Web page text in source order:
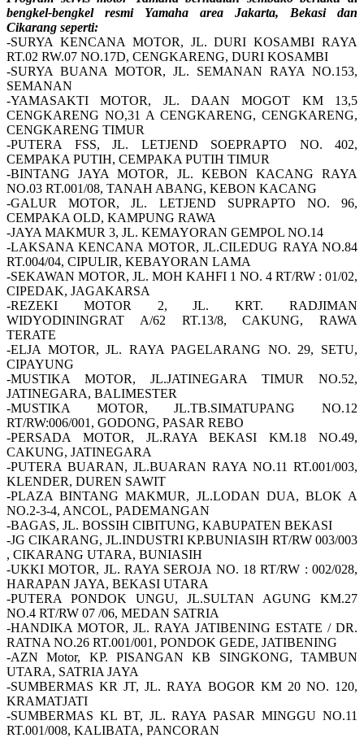
bengkel-bengkel resmi Yamaha area Jakarta, Bekasi dan
Cikarang seperti:
-SURYA KENCANA MOTOR, JL. DURI KOSAMBI RAYA
RT.02 RW.07 NO.17D, CENGKARENG, DURI KOSAMBI
-SURYA BUANA MOTOR, JL. SEMANAN RAYA NO.153,
SEMANAN
-YAMASAKTI MOTOR, JL. DAAN MOGOT KM 13,5
CENGKARENG NO,31 A CENGKARENG, CENGKARENG,
CENGKARENG TIMUR
-PUTERA FSS, JL. LETJEND SOEPRAPTO NO. 402,
CEMPAKA PUTIH, CEMPAKA PUTIH TIMUR
-BINTANG JAYA MOTOR, JL. KEBON KACANG RAYA
NO.03 RT.001/08, TANAH ABANG, KEBON KACANG
-GALUR MOTOR, JL. LETJEND SUPRAPTO NO. 96,
CEMPAKA OLD, KAMPUNG RAWA
-JAYA MAKMUR 3, JL. KEMAYORAN GEMPOL NO.14
-LAKSANA KENCANA MOTOR, JL.CILEDUG RAYA NO.84
RT.004/04, CIPULIR, KEBAYORAN LAMA
-SEKAWAN MOTOR, JL. MOH KAHFI 1 NO. 4 RT/RW : 01/02,
CIPEDAK, JAGAKARSA
-REZEKI MOTOR 2, JL. KRT. RADJIMAN
WIDYODININGRAT A/62 RT.13/8, CAKUNG, RAWA
TERATE
-ELJA MOTOR, JL. RAYA PAGELARANG NO. 29, SETU,
CIPAYUNG
-MUSTIKA MOTOR, JL.JATINEGARA TIMUR NO.52,
JATINEGARA, BALIMESTER
-MUSTIKA MOTOR, JL.TB.SIMATUPANG NO.12
RT/RW:006/001, GODONG, PASAR REBO
-PERSADA MOTOR, JL.RAYA BEKASI KM.18 NO.49,
CAKUNG, JATINEGARA
-PUTERA BUARAN, JL.BUARAN RAYA NO.11 RT.001/003,
KLENDER, DUREN SAWIT
-PLAZA BINTANG MAKMUR, JL.LODAN DUA, BLOK A
NO.2-3-4, ANCOL, PADEMANGAN
-BAGAS, JL. BOSSIH CIBITUNG, KABUPATEN BEKASI
-JG CIKARANG, JL.INDUSTRI KP.BUNIASIH RT/RW 003/003
, CIKARANG UTARA, BUNIASIH
-UKKI MOTOR, JL. RAYA SEROJA NO. 18 RT/RW : 002/028,
HARAPAN JAYA, BEKASI UTARA
-PUTERA PONDOK UNGU, JL.SULTAN AGUNG KM.27
NO.4 RT/RW 07 /06, MEDAN SATRIA
-HANDIKA MOTOR, JL. RAYA JATIBENING ESTATE / DR.
RATNA NO.26 RT.001/001, PONDOK GEDE, JATIBENING
-AZN Motor, KP. PISANGAN KB SINGKONG, TAMBUN
UTARA, SATRIA JAYA
-SUMBERMAS KR JT, JL. RAYA BOGOR KM 20 NO. 120,
KRAMATJATI
-SUMBERMAS KL BT, JL. RAYA PASAR MINGGU NO.11
RT.001/008, KALIBATA, PANCORAN